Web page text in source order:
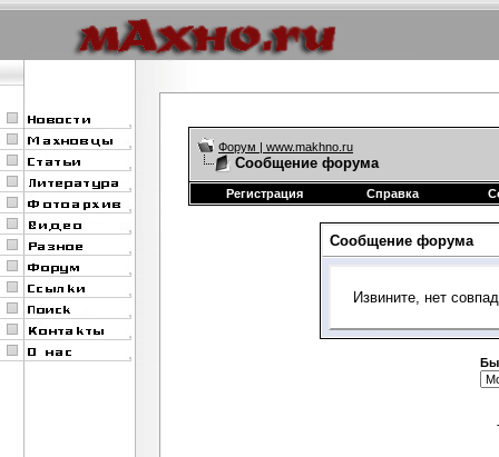
Форум | www.makhno.ru
Сообщение форума
Регистрация Справка
Сообщение форума
Извините, нет